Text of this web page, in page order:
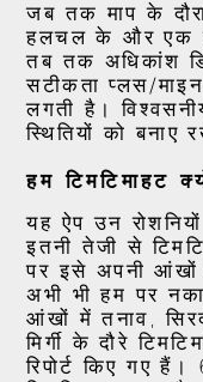
जब तक माप के
हलचल के और एक
तब तक अधिकांश
सटीकता प्लस/
लगती है।
स्थितियों को बनाए
हम टिमटिमाहट
यह ऐप उन
इतनी तेजी से
पर इसे अपनी
अभी भी हम पर
आंखों में तनाव,
मिर्गी के दौरे
रिपोर्ट किए गए